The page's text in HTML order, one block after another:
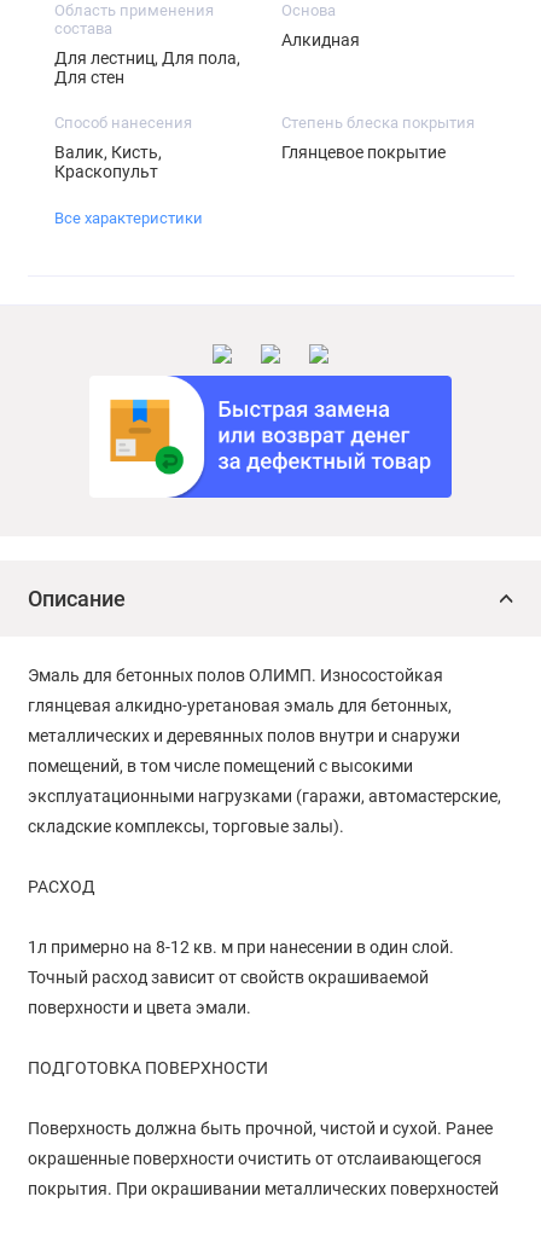
Область применения
состава
Для лестниц, Для пола,
Для стен
Основа
Алкидная
Способ нанесения
Валик, Кисть,
Краскопульт
Степень блеска покрытия
Глянцевое покрытие
Все характеристики
Описание
Эмаль для бетонных полов ОЛИМП. Износостойкая
глянцевая алкидно-уретановая эмаль для бетонных,
металлических и деревянных полов внутри и снаружи
помещений, в том числе помещений с высокими
эксплуатационными нагрузками (гаражи, автомастерские,
складские комплексы, торговые залы).
РАСХОД
1л примерно на 8-12 кв. м при нанесении в один слой.
Точный расход зависит от свойств окрашиваемой
поверхности и цвета эмали.
ПОДГОТОВКА ПОВЕРХНОСТИ
Поверхность должна быть прочной, чистой и сухой. Ранее
окрашенные поверхности очистить от отслаивающегося
покрытия. При окрашивании металлических поверхностей